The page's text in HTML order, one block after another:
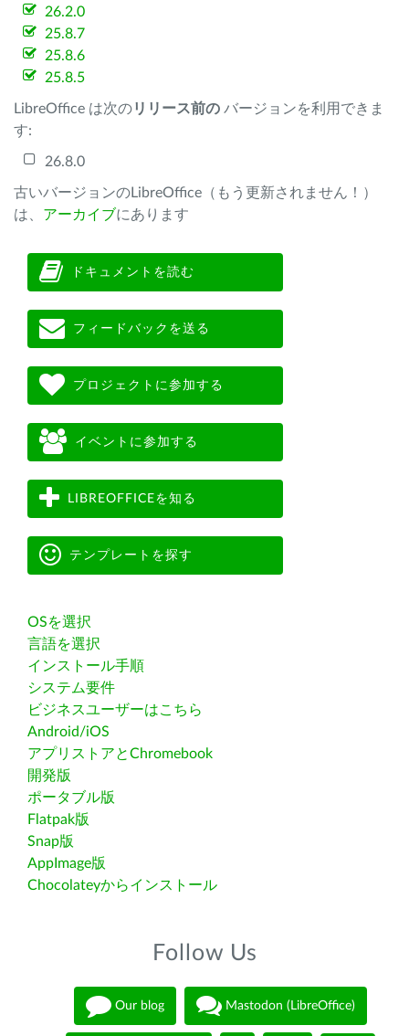
26.2.0
25.8.7
25.8.6
25.8.5
LibreOffice は次のリリース前の バージョンを利用できま
す:
26.8.0
古いバージョンのLibreOffice（もう更新されません！）
は、 アーカイブにあります
ドキュメントを読む
フィードバックを送る
プロジェクトに参加する
イベントに参加する
LIBREOFFICEを知る
テンプレートを探す
OSを選択
言語を選択
インストール手順
システム要件
ビジネスユーザーはこちら
Android/iOS
アプリストアとChromebook
開発版
ポータブル版
Flatpak版
Snap版
AppImage版
Chocolateyからインストール
Follow Us
Our blog Mastodon (LibreOffice)